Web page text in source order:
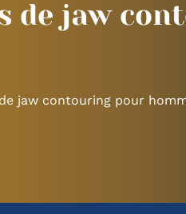
de jaw
jaw contouring pour